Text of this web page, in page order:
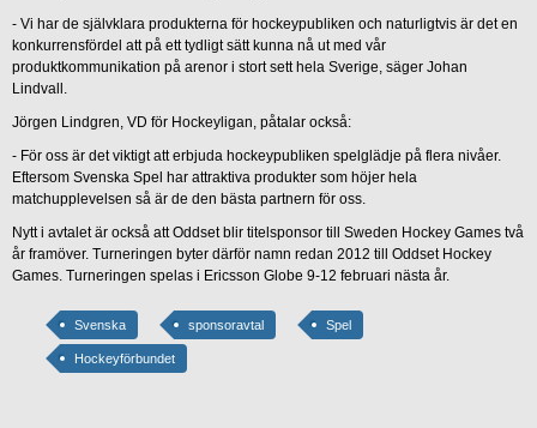
- Vi har de självklara produkterna för hockeypubliken och naturligtvis är det en
konkurrensfördel att på ett tydligt sätt kunna nå ut med vår
produktkommunikation på arenor i stort sett hela Sverige, säger Johan
Lindvall.
Jörgen Lindgren, VD för Hockeyligan, påtalar också:
- För oss är det viktigt att erbjuda hockeypubliken spelglädje på flera nivåer.
Eftersom Svenska Spel har attraktiva produkter som höjer hela
matchupplevelsen så är de den bästa partnern för oss.
Nytt i avtalet är också att Oddset blir titelsponsor till Sweden Hockey Games två
år framöver. Turneringen byter därför namn redan 2012 till Oddset Hockey
Games. Turneringen spelas i Ericsson Globe 9-12 februari nästa år.
Svenska sponsoravtal Spel
Hockeyförbundet